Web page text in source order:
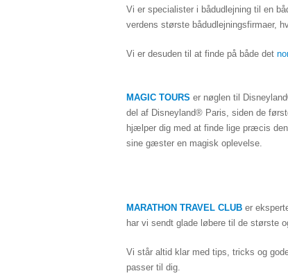
Vi er specialister i bådudlejning til en
verdens største bådudlejningsfirmaer,
Vi er desuden til at finde på både det
MAGIC TOURS er nøglen til
del af Disneyland® Paris, siden de
hjælper dig med at finde lige præcis
sine gæster en magisk oplevelse.
MARATHON TRAVEL CLUB er
har vi sendt glade løbere til de største
Vi står altid klar med tips, tricks og
passer til dig.